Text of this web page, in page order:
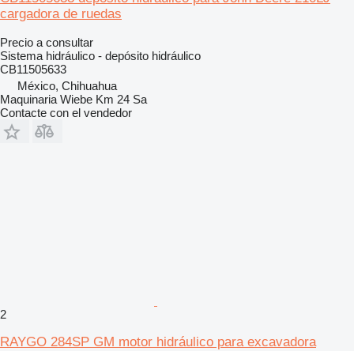
cargadora de ruedas
Precio a consultar
Sistema hidráulico - depósito hidráulico
CB11505633
México, Chihuahua
Maquinaria Wiebe Km 24 Sa
Contacte con el vendedor
2
RAYGO 284SP GM motor hidráulico para excavadora